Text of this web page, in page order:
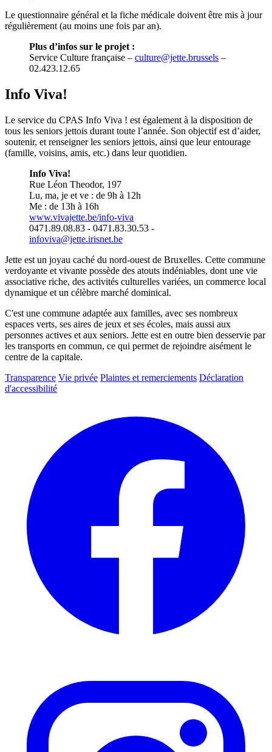
Le questionnaire général et la fiche médicale doivent être mis à jour
régulièrement (au moins une fois par an).
Plus d’infos sur le projet :
Service Culture française – culture@jette.brussels –
02.423.12.65
Info Viva!
Le service du CPAS Info Viva ! est également à la disposition de
tous les seniors jettois durant toute l’année. Son objectif est d’aider,
soutenir, et renseigner les seniors jettois, ainsi que leur entourage
(famille, voisins, amis, etc.) dans leur quotidien.
Info Viva!
Rue Léon Theodor, 197
Lu, ma, je et ve : de 9h à 12h
Me : de 13h à 16h
www.vivajette.be/info-viva
0471.89.08.83 - 0471.83.30.53 -
infoviva@jette.irisnet.be
Jette est un joyau caché du nord-ouest de Bruxelles. Cette commune
verdoyante et vivante possède des atouts indéniables, dont une vie
associative riche, des activités culturelles variées, un commerce local
dynamique et un célèbre marché dominical.
C'est une commune adaptée aux familles, avec ses nombreux
espaces verts, ses aires de jeux et ses écoles, mais aussi aux
personnes actives et aux seniors. Jette est en outre bien desservie par
les transports en commun, ce qui permet de rejoindre aisément le
centre de la capitale.
Transparence Vie privée Plaintes et remerciements Déclaration
d'accessibilité